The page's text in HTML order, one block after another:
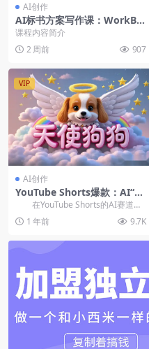
AI创作
AI标书方案写作课：WorkBu
ddy全套标题生成废标点检查
大纲生成，高效出方案
课程内容简介
2 周前
907
VIP
AI创作
YouTube Shorts爆款：AI“天
使狗狗”视频制作全攻略【飞书
在YouTube Shorts的AI赛道
上，一个名为“天使狗狗”...
1 年前 9.7K